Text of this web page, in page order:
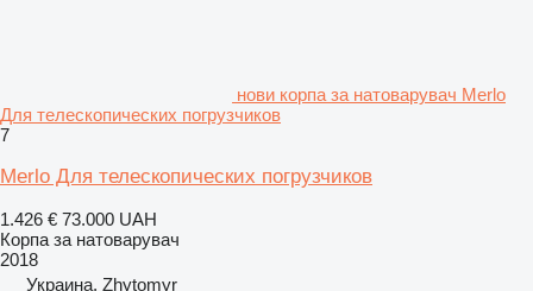
нови корпа за натоварувач Merlo
Для телескопических погрузчиков
7
Merlo Для телескопических погрузчиков
1.426 € 73.000 UAH
Корпа за натоварувач
2018
Украина, Zhytomyr